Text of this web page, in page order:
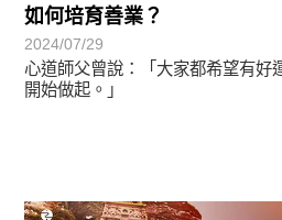
如何培育善業？
2024/07/29
心道師父曾說：「大家都希望有好
開始做起。」